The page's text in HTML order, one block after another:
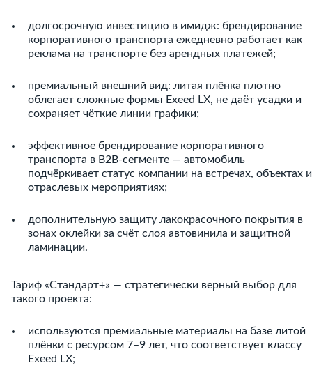
долгосрочную инвестицию в имидж: брендирование
корпоративного транспорта ежедневно работает как
реклама на транспорте без арендных платежей;
премиальный внешний вид: литая плёнка плотно
облегает сложные формы Exeed LX, не даёт усадки и
сохраняет чёткие линии графики;
эффективное брендирование корпоративного
транспорта в B2B-сегменте — автомобиль
подчёркивает статус компании на встречах, объектах и
отраслевых мероприятиях;
дополнительную защиту лакокрасочного покрытия в
зонах оклейки за счёт слоя автовинила и защитной
ламинации.
Тариф «Стандарт+» — стратегически верный выбор для
такого проекта:
используются премиальные материалы на базе литой
плёнки с ресурсом 7–9 лет, что соответствует классу
Exeed LX;